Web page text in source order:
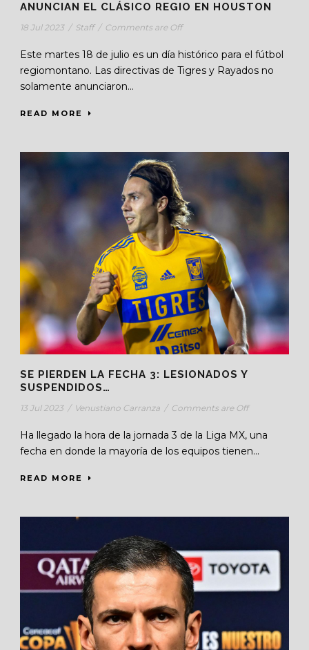
ANUNCIAN EL CLÁSICO REGIO EN HOUSTON
18 Jul 2023 / Staff / Comments are Off
Este martes 18 de julio es un día histórico para el fútbol
regiomontano. Las directivas de Tigres y Rayados no
solamente anunciaron...
READ MORE
SE PIERDEN LA FECHA 3: LESIONADOS Y
SUSPENDIDOS…
13 Jul 2023 / Venustiano Carranza / Comments are Off
Ha llegado la hora de la jornada 3 de la Liga MX, una
fecha en donde la mayoría de los equipos tienen...
READ MORE